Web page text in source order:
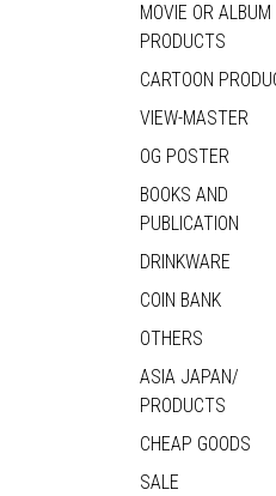
MOVIE OR ALBUM
PRODUCTS
CARTOON
VIEW-MASTER
OG POSTER
BOOKS AND
PUBLICATION
DRINKWARE
COIN BANK
OTHERS
ASIA JAPAN/
PRODUCTS
CHEAP GOODS
SALE